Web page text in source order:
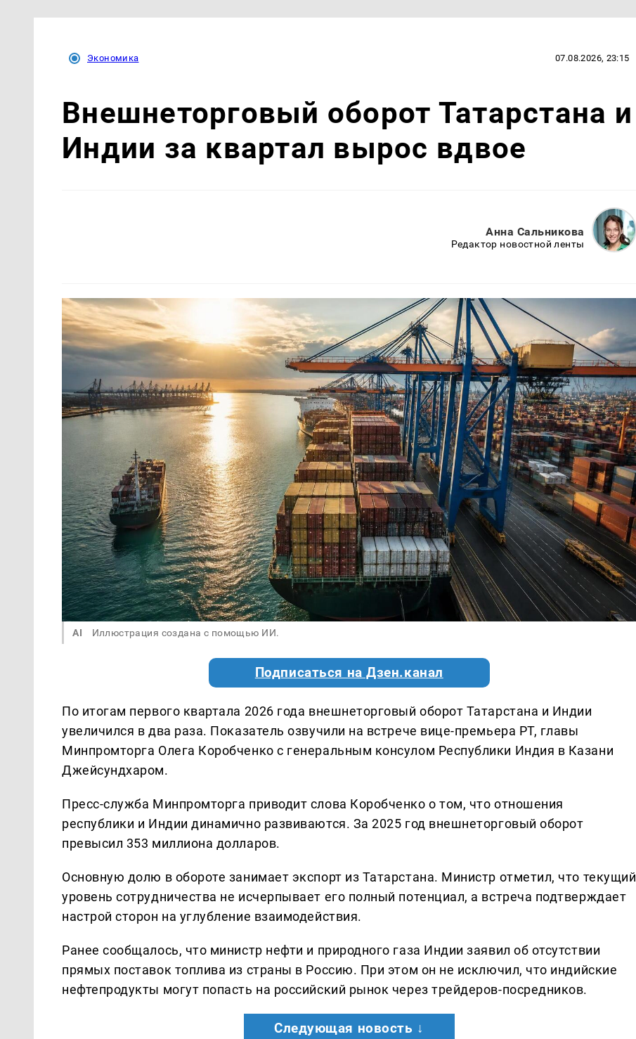
Экономика 07.08.2026, 23:15
Внешнеторговый оборот Татарстана и
Индии за квартал вырос вдвое
Анна Сальникова
Редактор новостной ленты
AI Иллюстрация создана с помощью ИИ.
Подписаться на Дзен.канал
По итогам первого квартала 2026 года внешнеторговый оборот Татарстана и Индии
увеличился в два раза. Показатель озвучили на встрече вице-премьера РТ, главы
Минпромторга Олега Коробченко с генеральным консулом Республики Индия в Казани
Джейсундхаром.
Пресс-служба Минпромторга приводит слова Коробченко о том, что отношения
республики и Индии динамично развиваются. За 2025 год внешнеторговый оборот
превысил 353 миллиона долларов.
Основную долю в обороте занимает экспорт из Татарстана. Министр отметил, что текущий
уровень сотрудничества не исчерпывает его полный потенциал, а встреча подтверждает
настрой сторон на углубление взаимодействия.
Ранее сообщалось, что министр нефти и природного газа Индии заявил об отсутствии
прямых поставок топлива из страны в Россию. При этом он не исключил, что индийские
нефтепродукты могут попасть на российский рынок через трейдеров-посредников.
Следующая новость ↓